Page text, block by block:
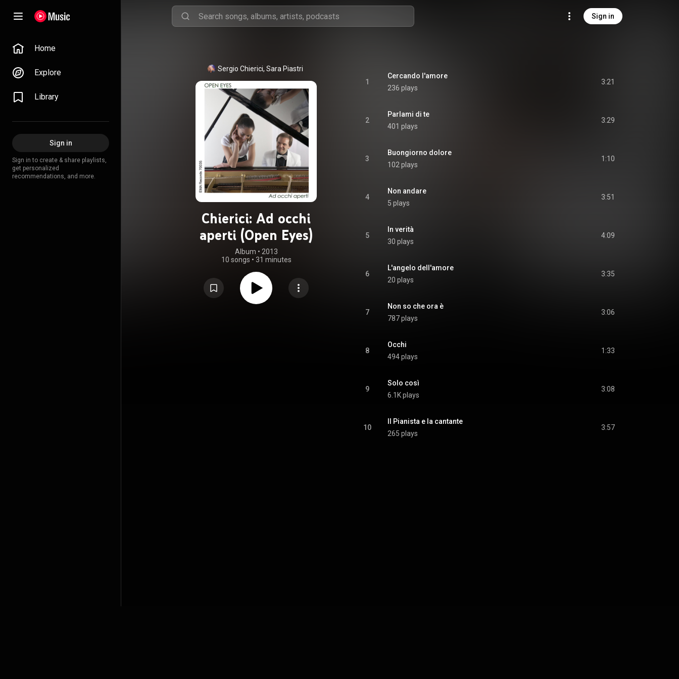
Sign in
Home
Explore
Library
Sign in
Sign in to create & share playlists,
get personalized
recommendations, and more.
Sergio Chierici, Sara Piastri
Chierici: Ad occhi
aperti (Open Eyes)
Album • 2013
10 songs • 31 minutes
1
Cercando l'amore
236 plays
3:21
2
Parlami di te
401 plays
3:29
3
Buongiorno dolore
102 plays
1:10
4
Non andare
5 plays
3:51
5
In verità
30 plays
4:09
6
L'angelo dell'amore
20 plays
3:35
7
Non so che ora è
787 plays
3:06
8
Occhi
494 plays
1:33
9
Solo così
6.1K plays
3:08
10
Il Pianista e la cantante
265 plays
3:57